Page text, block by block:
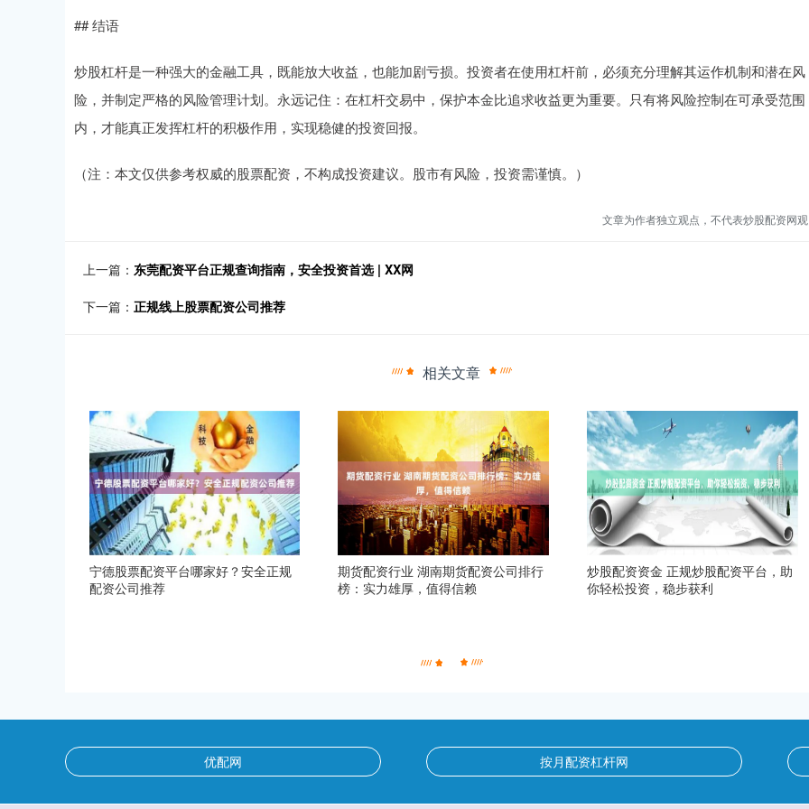
## 结语
炒股杠杆是一种强大的金融工具，既能放大收益，也能加剧亏损。投资者在使用杠杆前，必须充分理解其运作机制和潜在风
险，并制定严格的风险管理计划。永远记住：在杠杆交易中，保护本金比追求收益更为重要。只有将风险控制在可承受范围
内，才能真正发挥杠杆的积极作用，实现稳健的投资回报。
（注：本文仅供参考权威的股票配资，不构成投资建议。股市有风险，投资需谨慎。）
文章为作者独立观点，不代表炒股配资网
上一篇： 东莞配资平台正规查询指南，安全投资首选 | XX网
下一篇： 正规线上股票配资公司推荐
相关文章
宁德股票配资平台哪家好？安全正规
配资公司推荐
期货配资行业 湖南期货配资公司排行
榜：实力雄厚，值得信赖
炒股配资资金 正规炒股配资平台，助
你轻松投资，稳步获利
优配网 按月配资杠杆网